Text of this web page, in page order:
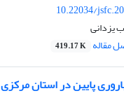
10.22034/
یزدانی
مقاله 419.17 K
پایین در استان مرکزی